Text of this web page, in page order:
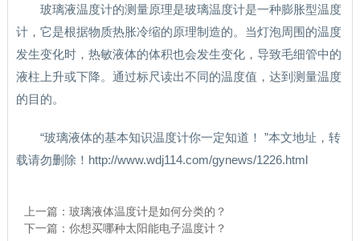
玻璃液温度计的测量原理是玻璃温度计是一种膨胀型温度
计，它是根据物质热胀冷缩的原理制造的。当灯泡周围的温度
发生变化时，热敏液体的体积也会发生变化，导致毛细管中的
液柱上升或下降。通过标尺读出不同的温度值，达到测量温度
的目的。
“玻璃液体的基本知识温度计你一定知道！ ”本文地址，转
载请勿删除！http://www.wdj114.com/gynews/1226.html
上一篇： 玻璃液体温度计是如何分类的？
下一篇： 你想买哪种太阳能电子温度计？